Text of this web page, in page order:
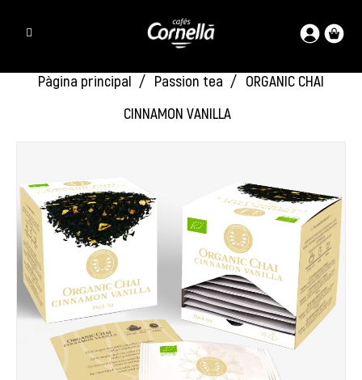
Pàgina principal Passion tea
ORGANIC CHAI
CINNAMON VANILLA